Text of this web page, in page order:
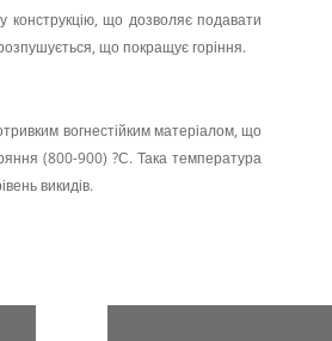
що дозволяє подавати
що покращує горіння.
вогнестійким матеріалом, що
(800-900) ?С. Така температура
викидів.